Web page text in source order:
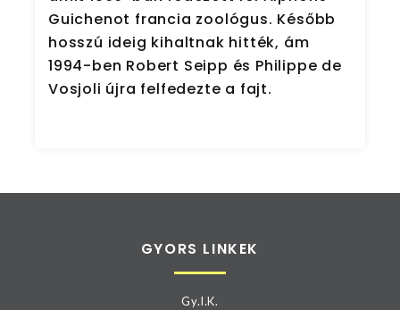
Guichenot francia zoológus. Később
hosszú ideig kihaltnak hitték, ám
1994-ben Robert Seipp és Philippe de
Vosjoli újra felfedezte a fajt.
GYORS LINKEK
Gy.I.K.